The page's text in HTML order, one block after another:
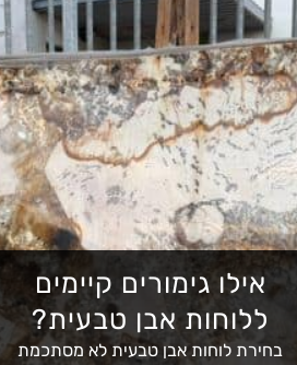
אילו גימורים קיימים
ללוחות אבן טבעית?
בחירת לוחות אבן טבעית לא מסתכמת